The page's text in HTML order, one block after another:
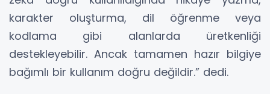
karakter oluşturma, dil öğrenme veya
kodlama gibi alanlarda üretkenliği
destekleyebilir. Ancak tamamen hazır bilgiye
bağımlı bir kullanım doğru değildir.” dedi.